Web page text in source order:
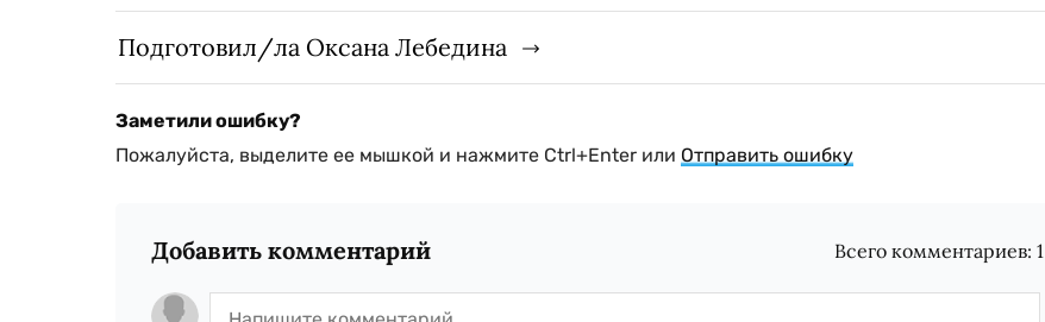
Подготовил/ла Оксана Лебедина
Заметили ошибку?
Пожалуйста, выделите ее мышкой и нажмите Ctrl+Enter или Отправить ошибку
Добавить комментарий Всего комментариев:1